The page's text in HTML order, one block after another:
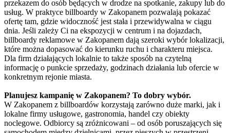
przekazem do osób będących w drodze na spotkanie, zakupy lub do
usług. W praktyce billboardy w Zakopanem pozwalają pokazać
ofertę tam, gdzie widoczność jest stała i przewidywalna w ciągu
dnia. Jeśli zależy Ci na ekspozycji w centrum i na dojazdach,
billboardy reklamowe w Zakopanem dają szeroki wybór lokalizacji,
które można dopasować do kierunku ruchu i charakteru miejsca.
Dla firm działających lokalnie to także sposób na czytelną
informację o punkcie sprzedaży, godzinach działania lub ofercie w
konkretnym rejonie miasta.
Planujesz kampanię w Zakopanem? To dobry wybór.
W Zakopanem z billboardów korzystają zarówno duże marki, jak i
lokalne firmy usługowe, gastronomia, handel czy obiekty
noclegowe. Odbiorcy są zróżnicowani – od osób poruszających się